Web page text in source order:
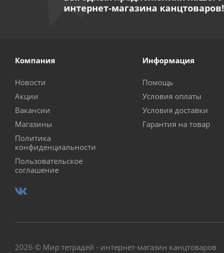
интернет-магазина канцтоваров!
Компания
Новости
Акции
Вакансии
Магазины
Политика
конфиденциальности
Пользовательское
соглашение
Информация
Помощь
Условия оплаты
Условия доставки
Гарантия на товар
2026 © Мир тетрадей - интернет-магазин канцтоваров